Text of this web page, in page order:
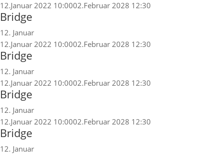
12.Januar 2022 10:0002.Februar 2028 12:30
Bridge
12. Januar
12.Januar 2022 10:0002.Februar 2028 12:30
Bridge
12. Januar
12.Januar 2022 10:0002.Februar 2028 12:30
Bridge
12. Januar
12.Januar 2022 10:0002.Februar 2028 12:30
Bridge
12. Januar